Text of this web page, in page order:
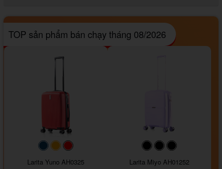
TOP sản phẩm bán chạy tháng 08/2026
#093f69#ffa500
Larita Yuno AH0325
#000000#000000
Larita Miyo AH01252